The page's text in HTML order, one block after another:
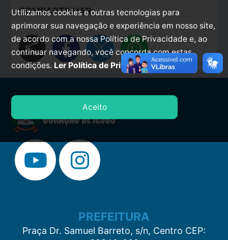
COMPARTILHAR
share
PREFEITURA
Praça Dr. Samuel Barreto, s/n, Centro CEP:
Utilizamos cookies e outras tecnologias para
aprimorar sua navegação e experiência em nosso site,
de acordo com a nossa Política de Privacidade e, ao
continuar navegando, você concorda com estas
condições. Ler Política de Privacidade.
Aceito